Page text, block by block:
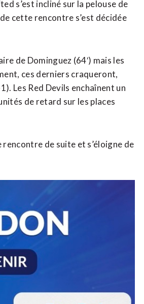
s’est incliné sur la pelouse de
cette rencontre s’est décidée
de Dominguez (64′) mais les
ces derniers craqueront,
Les Red Devils enchaînent un
de retard sur les places
de suite et s’éloigne de